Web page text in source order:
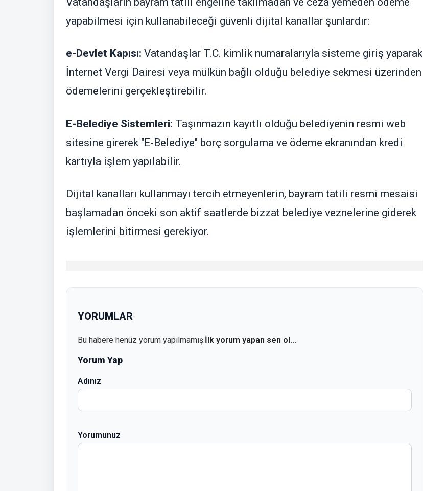
yapabilmesi için kullanabileceği güvenli dijital kanallar şunlardır:
e-Devlet Kapısı: Vatandaşlar T.C. kimlik numaralarıyla sisteme giriş yaparak
İnternet Vergi Dairesi veya mülkün bağlı olduğu belediye sekmesi üzerinden
ödemelerini gerçekleştirebilir.
E-Belediye Sistemleri: Taşınmazın kayıtlı olduğu belediyenin resmi web
sitesine girerek "E-Belediye" borç sorgulama ve ödeme ekranından kredi
kartıyla işlem yapılabilir.
Dijital kanalları kullanmayı tercih etmeyenlerin, bayram tatili resmi mesaisi
başlamadan önceki son aktif saatlerde bizzat belediye veznelerine giderek
işlemlerini bitirmesi gerekiyor.
YORUMLAR
Bu habere henüz yorum yapılmamış.İlk yorum yapan sen ol...
Yorum Yap
Adınız
Yorumunuz